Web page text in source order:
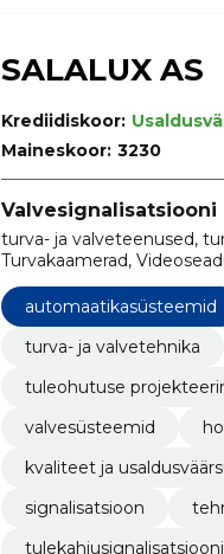
SALALUX AS
Krediidiskoor:
Maineskoor: 3230
Valvesignalisatsiooni
turva- ja valveteenused,
Turvakaamerad,
projekteerimine,
automaatikasüsteemid
turva- ja valvetehnika
tuleohutuse
valvesüsteemid
kvaliteet ja
signalisatsioon